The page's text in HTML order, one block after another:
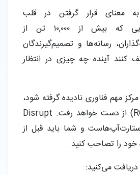
معنای قرار گرفتن در قلب
فعالیت‌هاست، جایی که بیش از ۱۰,۰۰۰ تن از
رسانه‌ها و تصمیم‌گیرندگان
کنند آینده چه چیزی در انتظار
مهم فناوری نادیده گرفته شود،
بازگشت سرمایه (ROI) از دست خواهد رفت. Disrupt
و شما باید قبل از
خود را تصاحب کنید.
می‌کنید: